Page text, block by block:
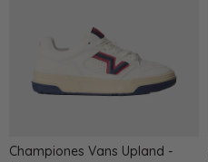
Championes Vans Upland -